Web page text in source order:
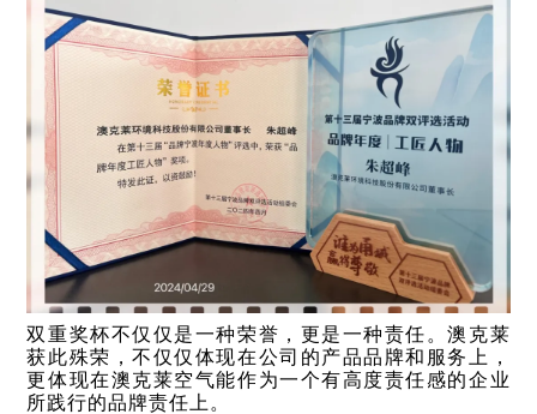
热泵
泳池
恒温
冷藏
机
空调
北极星
代
【家庭冷
暖】
迷你星Ⅲ
【家庭冷
暖】
节能星III
代
【家庭冷
暖】
暖】
双重奖杯不仅仅是一种荣誉，更是一种责任。澳克莱
获此殊荣，不仅仅体现在公司的产品品牌和服务上，
更体现在澳克莱空气能作为一个有高度责任感的企业
所践行的品牌责任上。